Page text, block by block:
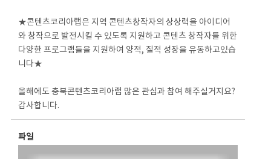
★콘텐츠코리아랩은 지역 콘텐츠창작자의 상상력을 아이디어
와 창작으로 발전시킬 수 있도록 지원하고 콘텐츠 창작자를 위한
다양한 프로그램들을 지원하여 양적, 질적 성장을 유동하고있습
니다★
올해에도 충북콘텐츠코리아랩 많은 관심과 참여 해주실거지요?
감사합니다.
파일